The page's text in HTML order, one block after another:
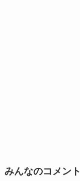
みんなのコメント